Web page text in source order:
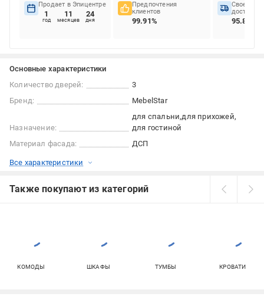
Продает в Эпицентре
1
год
11
месяцев
24
дня
Предпочтения
клиентов
99.91%
доставок
95.83%
Основные характеристики
Количество дверей:
3
Бренд:
MebelStar
Назначение:
для спальни для прихожей
для гостиной
Материал фасада:
ДСП
Все характеристики
Также покупают из категорий
КОМОДЫ ШКАФЫ ТУМБЫ КРОВАТИ